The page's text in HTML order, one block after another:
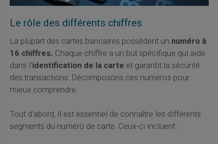
Le rôle des différents chiffres
La plupart des cartes bancaires possèdent un numéro à
16 chiffres. Chaque chiffre a un but spécifique qui aide
dans l'identification de la carte et garantit la sécurité
des transactions. Décomposons ces numéros pour
mieux comprendre.
Tout d'abord, il est essentiel de connaître les différents
segments du numéro de carte. Ceux-ci incluent :